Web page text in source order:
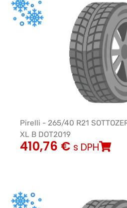
Pirelli - 265/40 R21
XL B DOT2019
410,76 € s DPH